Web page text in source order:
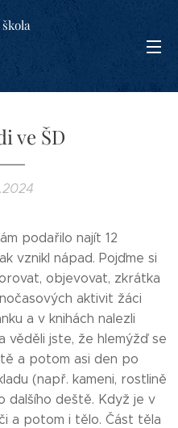
ve ŠD
podařilo najít 12
vznikl nápad. Pojďme si
objevovat, zkrátka
aktivit žáci
a v knihách nalezli
věděli jste, že hlemýžď se
a potom asi den po
(např. kameni, rostlině
dalšího deště. Když je v
a potom i tělo. Část těla